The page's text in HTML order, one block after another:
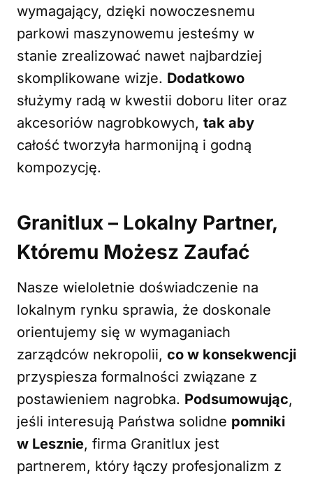
wymagający, dzięki nowoczesnemu
parkowi maszynowemu jesteśmy w
stanie zrealizować nawet najbardziej
skomplikowane wizje. Dodatkowo
służymy radą w kwestii doboru liter oraz
akcesoriów nagrobkowych, tak aby
całość tworzyła harmonijną i godną
kompozycję.
Granitlux – Lokalny Partner,
Któremu Możesz Zaufać
Nasze wieloletnie doświadczenie na
lokalnym rynku sprawia, że doskonale
orientujemy się w wymaganiach
zarządców nekropolii, co w konsekwencji
przyspiesza formalności związane z
postawieniem nagrobka. Podsumowując,
jeśli interesują Państwa solidne pomniki
w Lesznie, firma Granitlux jest
partnerem, który łączy profesjonalizm z